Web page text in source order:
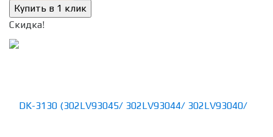
Скидка!